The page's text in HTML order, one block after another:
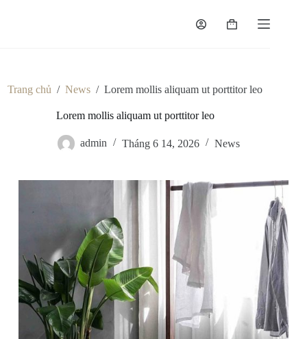
Giỏ
Trang chủ / News / Lorem mollis aliquam ut porttitor leo
Lorem mollis aliquam ut porttitor leo
admin Tháng 6 14, 2026 News